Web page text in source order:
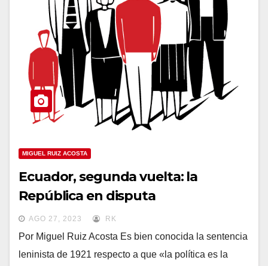
MIGUEL RUIZ ACOSTA
Ecuador, segunda vuelta: la
República en disputa
AGO 27, 2023 RK
Por Miguel Ruiz Acosta Es bien conocida la sentencia
leninista de 1921 respecto a que «la política es la